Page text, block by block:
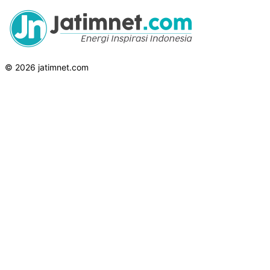
© 2026 jatimnet.com